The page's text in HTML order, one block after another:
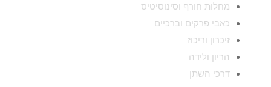
מחלות חורף וסינוסיטיס
כאבי פרקים וברכיים
זיכרון וריכוז
הריון ולידה
דרכי השתן